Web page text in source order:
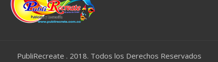
PubliRecreate . 2018. Todos los Derechos Reservados